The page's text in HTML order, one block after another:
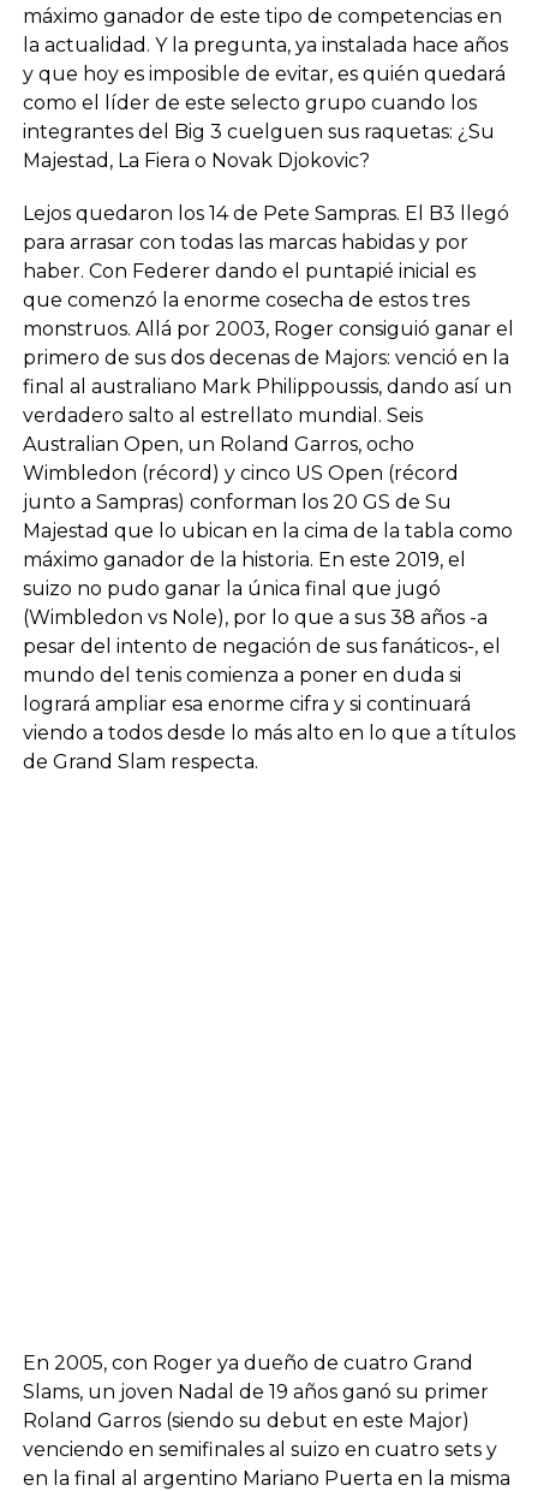
máximo ganador de este tipo de competencias en
la actualidad. Y la pregunta, ya instalada hace años
y que hoy es imposible de evitar, es quién quedará
como el líder de este selecto grupo cuando los
integrantes del Big 3 cuelguen sus raquetas: ¿Su
Majestad, La Fiera o Novak Djokovic?
Lejos quedaron los 14 de Pete Sampras. El B3 llegó
para arrasar con todas las marcas habidas y por
haber. Con Federer dando el puntapié inicial es
que comenzó la enorme cosecha de estos tres
monstruos. Allá por 2003, Roger consiguió ganar el
primero de sus dos decenas de Majors: venció en la
final al australiano Mark Philippoussis, dando así un
verdadero salto al estrellato mundial. Seis
Australian Open, un Roland Garros, ocho
Wimbledon (récord) y cinco US Open (récord
junto a Sampras) conforman los 20 GS de Su
Majestad que lo ubican en la cima de la tabla como
máximo ganador de la historia. En este 2019, el
suizo no pudo ganar la única final que jugó
(Wimbledon vs Nole), por lo que a sus 38 años -a
pesar del intento de negación de sus fanáticos-, el
mundo del tenis comienza a poner en duda si
logrará ampliar esa enorme cifra y si continuará
viendo a todos desde lo más alto en lo que a títulos
de Grand Slam respecta.
En 2005, con Roger ya dueño de cuatro Grand
Slams, un joven Nadal de 19 años ganó su primer
Roland Garros (siendo su debut en este Major)
venciendo en semifinales al suizo en cuatro sets y
en la final al argentino Mariano Puerta en la misma